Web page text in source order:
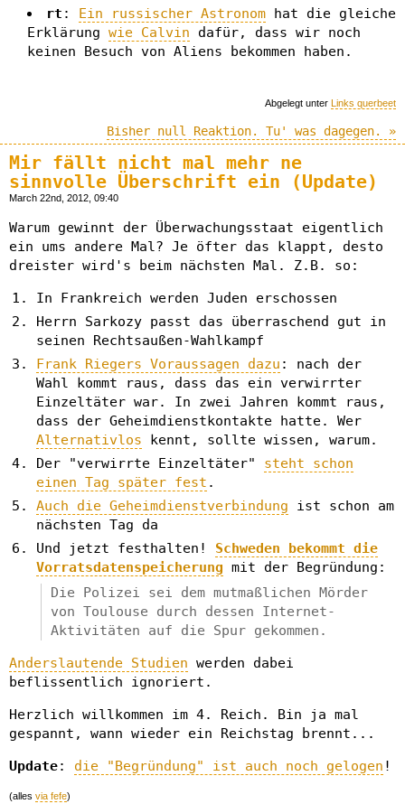
rt : Ein russischer Astronom hat die gleiche
Erklärung wie Calvin dafür, dass wir noch
keinen Besuch von Aliens bekommen haben.
Abgelegt unter Links querbeet
Bisher null Reaktion. Tu' was dagegen. »
Mir fällt nicht mal mehr ne
sinnvolle Überschrift ein (Update)
March 22nd, 2012, 09:40
Warum gewinnt der Überwachungsstaat eigentlich
ein ums andere Mal? Je öfter das klappt, desto
dreister wird's beim nächsten Mal. Z.B. so:
In Frankreich werden Juden erschossen
Herrn Sarkozy passt das überraschend gut in
seinen Rechtsaußen-Wahlkampf
Frank Riegers Voraussagen dazu : nach der
Wahl kommt raus, dass das ein verwirrter
Einzeltäter war. In zwei Jahren kommt raus,
dass der Geheimdienstkontakte hatte. Wer
Alternativlos kennt, sollte wissen, warum.
Der "verwirrte Einzeltäter" steht schon
einen Tag später fest .
Auch die Geheimdienstverbindung ist schon am
nächsten Tag da
Und jetzt festhalten! Schweden bekommt die
Vorratsdatenspeicherung mit der Begründung:
Die Polizei sei dem mutmaßlichen Mörder
von Toulouse durch dessen Internet-
Aktivitäten auf die Spur gekommen.
Anderslautende Studien werden dabei
beflissentlich ignoriert.
Herzlich willkommen im 4. Reich. Bin ja mal
gespannt, wann wieder ein Reichstag brennt...
Update: die "Begründung" ist auch noch gelogen !
(alles via fefe)